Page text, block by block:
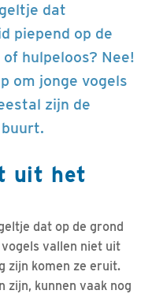
dat
piepend op de
hulpeloos? Nee!
om jonge vogels
zijn de
uit het
dat op de grond
vallen niet uit
zijn komen ze eruit.
zijn, kunnen vaak nog